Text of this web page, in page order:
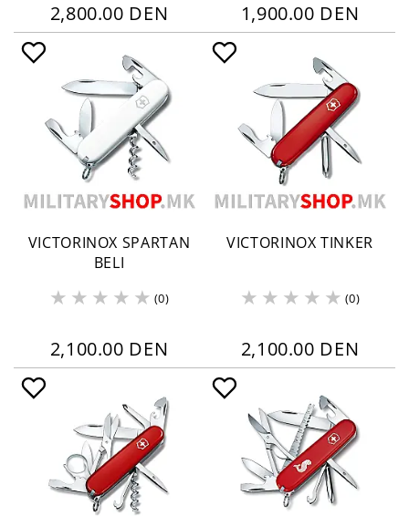
2,800.00 DEN 1,900.00 DEN
VICTORINOX SPARTAN
BELI
(0)
2,100.00 DEN
VICTORINOX TINKER
(0)
2,100.00 DEN